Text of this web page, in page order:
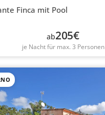
Finca mit Pool
ab205€
je Nacht für max. 3 Personen